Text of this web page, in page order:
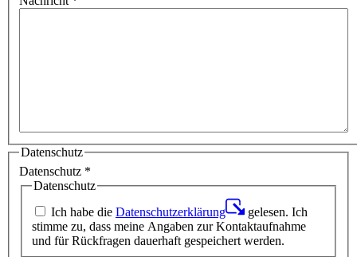
Datenschutz
Datenschutz *
Datenschutz
Ich habe die Datenschutzerklärung
gelesen. Ich
stimme zu, dass meine Angaben zur Kontaktaufnahme
und für Rückfragen dauerhaft gespeichert werden.